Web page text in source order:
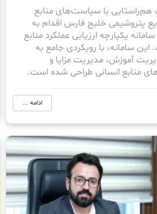
با سیاست‌های منابع
پتروشیمی خلیج فارس اقدام به
سامانه یکپارچه ارزیابی عملکرد منابع
سامانه، با رویکردی جامع به
آموزش، مدیریت مزایا و
منابع انسانی طراحی شده است.
ادامه ...